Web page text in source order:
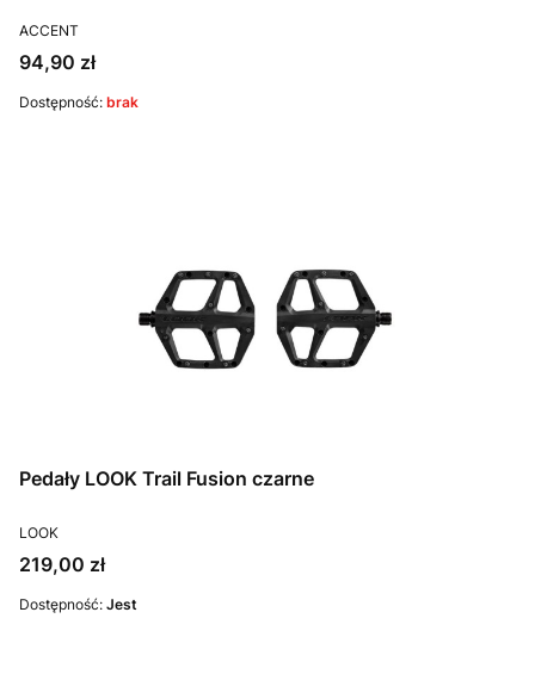
PRODUCENT
ACCENT
Cena
94,90 zł
Dostępność: brak
Pedały LOOK Trail Fusion czarne
PRODUCENT
LOOK
Cena
219,00 zł
Dostępność: Jest